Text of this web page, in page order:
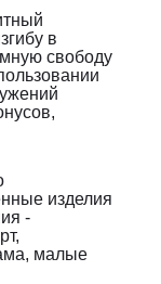
в
свободу
изделия
-
малые